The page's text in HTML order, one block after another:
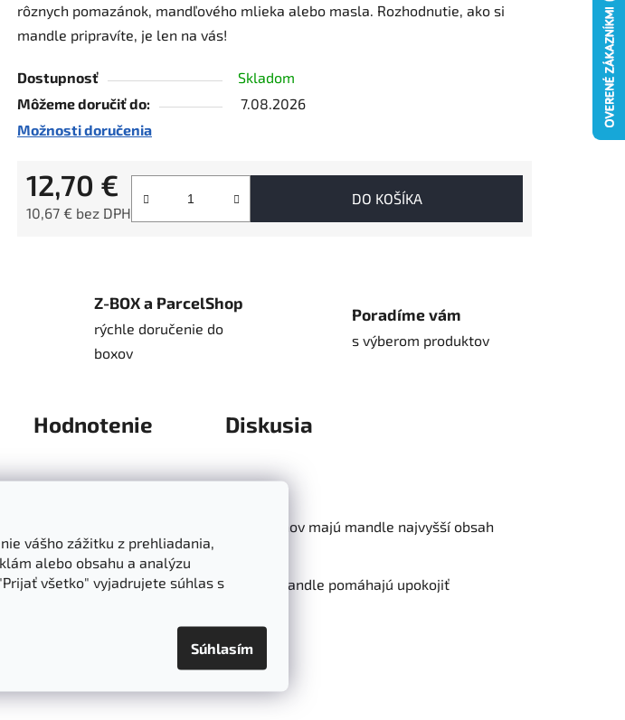
vášho zážitku z prehliadania,
alebo obsahu a analýzu
všetko" vyjadrujete súhlas s
Súhlasím
hviezdičiek.
rôznych pomazánok, mandľového mlieka alebo masla. Rozhodnutie, ako si
mandle pripravíte, je len na vás!
Dostupnosť
Skladom
Môžeme doručiť do:
7.08.2026
Možnosti doručenia
12,70 €
10,67 € bez DPH
DO KOŠÍKA
Z-BOX a ParcelShop
rýchle doručenie do
boxov
Poradíme vám
s výberom produktov
Hodnotenie Diskusia
mandľovú vôňu.
Spomedzi všetkých orechov majú mandle najvyšší obsah
arginínu aj krvný obeh a uvoľnenie ciev. Mandle pomáhajú upokojiť
predchádzaniu vzniku cukrovky 2. typu.